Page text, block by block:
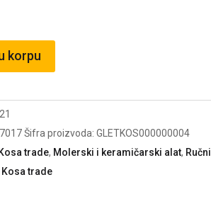
korpu
Šifra proizvoda: GLETKOS000000004
Kosa trade, Molerski i keramičarski alat, Ručni
Kosa trade